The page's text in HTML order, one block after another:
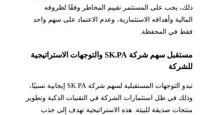
ذلك، يجب على المستثمر تقييم المخاطر وفقًا لظروفه
المالية وأهدافه الاستثمارية، وعدم الاعتماد على سهم واحد
فقط في المحفظة.
مستقبل سهم شركة SK.PA والتوجهات الاستراتيجية
للشركة
تبدو التوجهات المستقبلية لسهم شركة SK.PA إيجابية نسبيًا،
وذلك في ظل استثمارات الشركة في التقنيات الذكية وتطوير
منتجات صديقة للبيئة. هذه الاستراتيجية تهدف إلى جذب